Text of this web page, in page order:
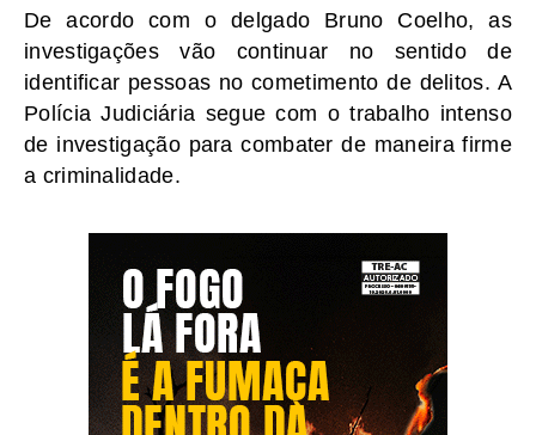
De acordo com o delgado Bruno Coelho, as
investigações vão continuar no sentido de
identificar pessoas no cometimento de delitos. A
Polícia Judiciária segue com o trabalho intenso
de investigação para combater de maneira firme
a criminalidade.